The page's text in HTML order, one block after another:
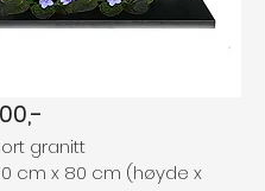
granitt
cm x 80 cm (høyde x